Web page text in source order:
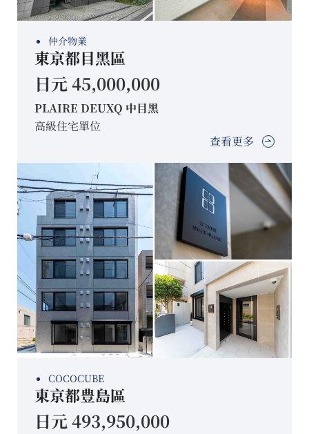
仲介物業
東京都目黑區
日元 45,000,000
PLAIRE DEUXQ 中目黑
高級住宅單位
查看更多
COCOCUBE
東京都豊島區
日元 493,950,000